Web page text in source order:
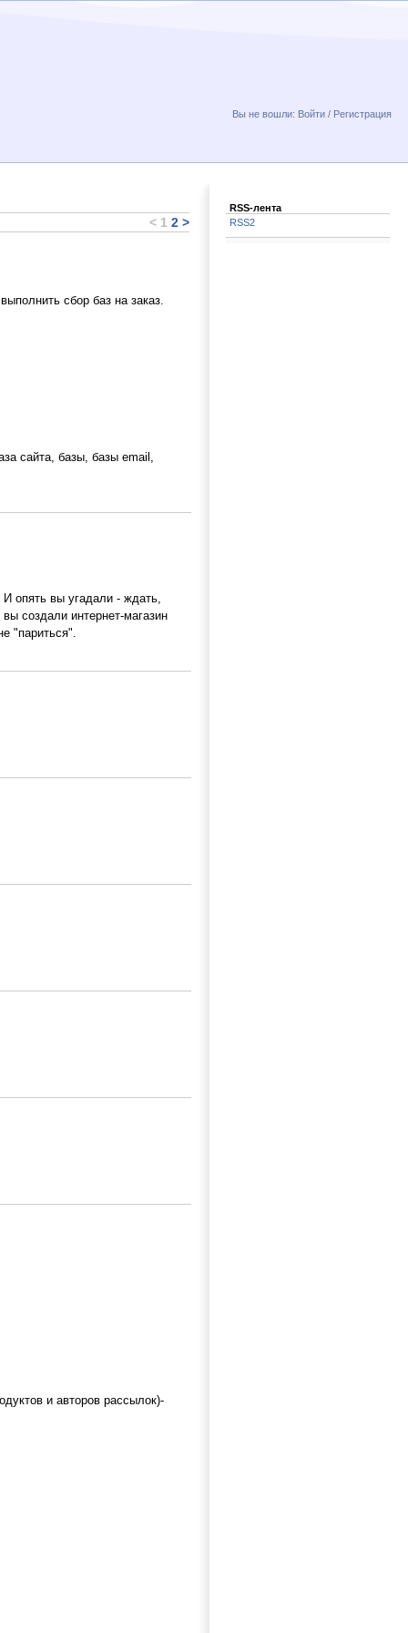
Вы не вошли: Войти / Регистрация
RSS-лента
RSS2
< 1 2 >
сбор баз на заказ.
сайта, базы, базы email,
опять вы угадали - ждать,
создали интернет-магазин
"париться".
и авторов рассылок)-